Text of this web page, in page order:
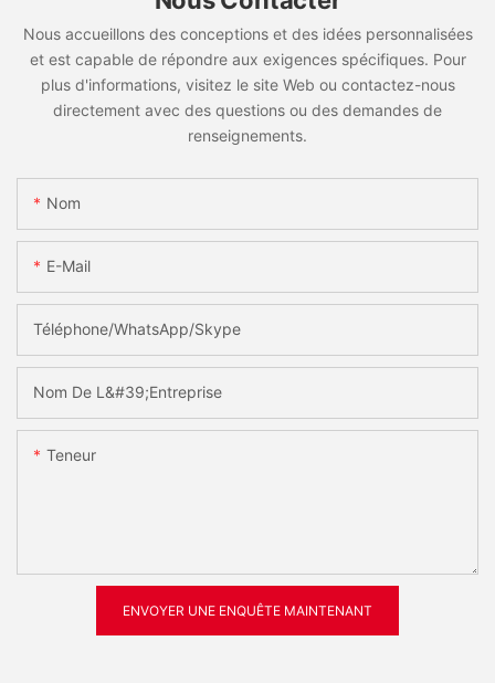
Nous accueillons des conceptions et des idées personnalisées
et est capable de répondre aux exigences spécifiques. Pour
plus d'informations, visitez le site Web ou contactez-nous
directement avec des questions ou des demandes de
renseignements.
Nom
E-Mail
Téléphone/WhatsApp/Skype
Nom De L&#39;entreprise
Teneur
ENVOYER UNE ENQUÊTE MAINTENANT